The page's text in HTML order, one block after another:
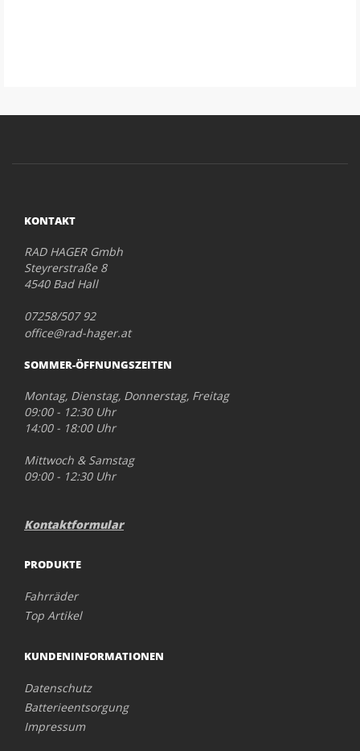
KONTAKT
RAD HAGER Gmbh
Steyrerstraße 8
4540 Bad Hall
07258/507 92
office@rad-hager.at
SOMMER-ÖFFNUNGSZEITEN
Montag, Dienstag, Donnerstag, Freitag
09:00 - 12:30 Uhr
14:00 - 18:00 Uhr
Mittwoch & Samstag
09:00 - 12:30 Uhr
Kontaktformular
PRODUKTE
Fahrräder
Top Artikel
KUNDENINFORMATIONEN
Datenschutz
Batterieentsorgung
Impressum